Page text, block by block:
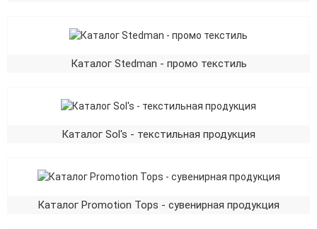
Каталог Stedman - промо текстиль
Каталог Sol's - текстильная продукция
Каталог Promotion Tops - сувенирная продукция